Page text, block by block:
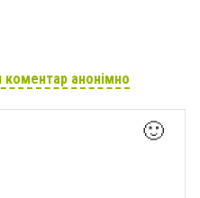
коментар анонімно
🙂